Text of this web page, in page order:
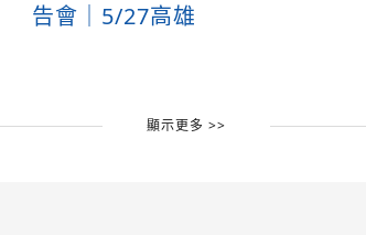
告會｜5/27高雄
顯示更多 >>